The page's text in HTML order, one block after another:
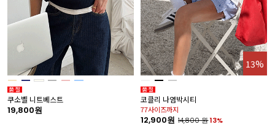
쿠소벨 니트베스트
19,800원
13%
코클리 나염박시티
77사이즈까지
12,900원 14,800원13%